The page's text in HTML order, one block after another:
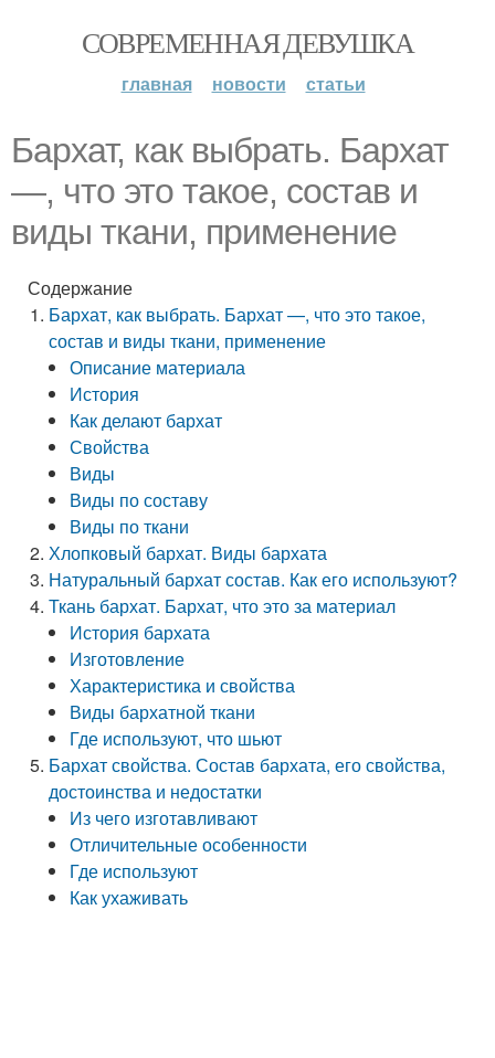
СОВРЕМЕННАЯ ДЕВУШКА
главная новости статьи
Бархат, как выбрать. Бархат
—, что это такое, состав и
виды ткани, применение
Содержание
Бархат, как выбрать. Бархат —, что это такое,
состав и виды ткани, применение
Описание материала
История
Как делают бархат
Свойства
Виды
Виды по составу
Виды по ткани
Хлопковый бархат. Виды бархата
Натуральный бархат состав. Как его используют?
Ткань бархат. Бархат, что это за материал
История бархата
Изготовление
Характеристика и свойства
Виды бархатной ткани
Где используют, что шьют
Бархат свойства. Состав бархата, его свойства,
достоинства и недостатки
Из чего изготавливают
Отличительные особенности
Где используют
Как ухаживать